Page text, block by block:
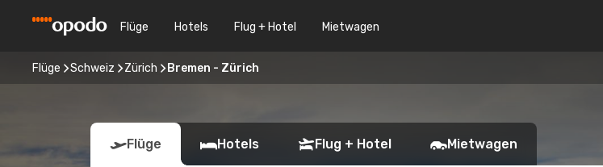
Flüge Hotels Flug + Hotel Mietwagen
Flüge Schweiz Zürich Bremen - Zürich
Flüge Hotels Flug + Hotel Mietwagen